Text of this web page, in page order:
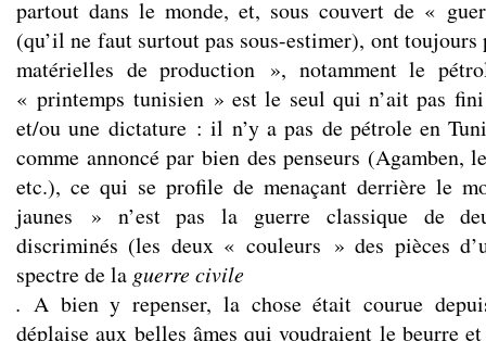
partout dans le monde, et, sous couvert de «
(qu’il ne faut surtout pas sous-estimer), ont toujours
matérielles de production », notamment le
« printemps tunisien » est le seul qui n’ait pas
et/ou une dictature : il n’y a pas de pétrole en
comme annoncé par bien des penseurs
etc.), ce qui se profile de menaçant derrière le
jaunes » n’est pas la guerre classique de
discriminés (les deux « couleurs » des pièces
spectre de la guerre civile
. A bien y repenser, la chose était courue
déplaise aux belles âmes qui voudraient le beurre